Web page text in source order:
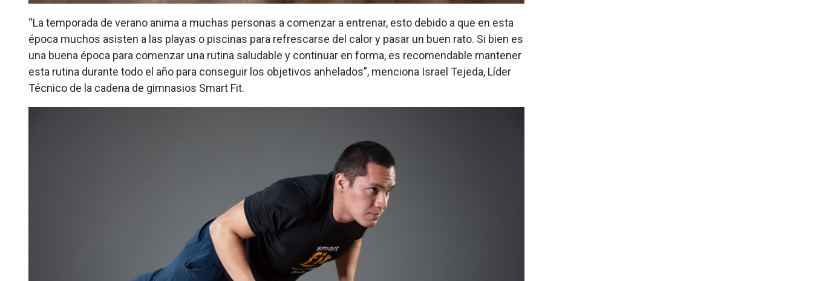
“La temporada de verano anima a muchas personas a comenzar a entrenar, esto debido a que en esta
época muchos asisten a las playas o piscinas para refrescarse del calor y pasar un buen rato. Si bien es
una buena época para comenzar una rutina saludable y continuar en forma, es recomendable mantener
esta rutina durante todo el año para conseguir los objetivos anhelados”, menciona Israel Tejeda, Líder
Técnico de la cadena de gimnasios Smart Fit.